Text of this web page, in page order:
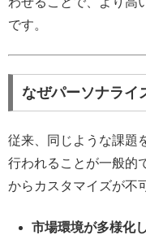
です。
なぜパーソナライ
従来、同じような課題
行われることが一般的
からカスタマイズが不
市場環境が多様化